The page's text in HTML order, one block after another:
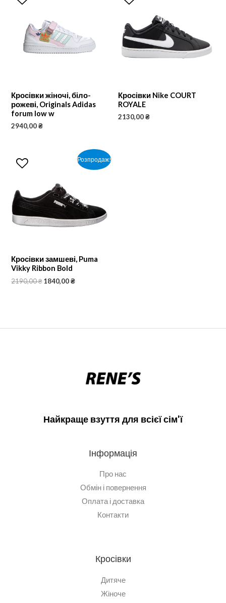
Кросівки жіночі, біло-
рожеві, Originals Adidas
forum low w
2940,00₴
Кросівки Nike COURT
ROYALE
2130,00₴
Розпродаж!
Кросівки замшеві, Puma
Vikky Ribbon Bold
2190,00₴ 1840,00₴
Найкраще взуття для всієї сім'ї
Інформація
Про нас
Обмін і повернення
Оплата і доставка
Контакти
Кросівки
Дитяче
Жіноче